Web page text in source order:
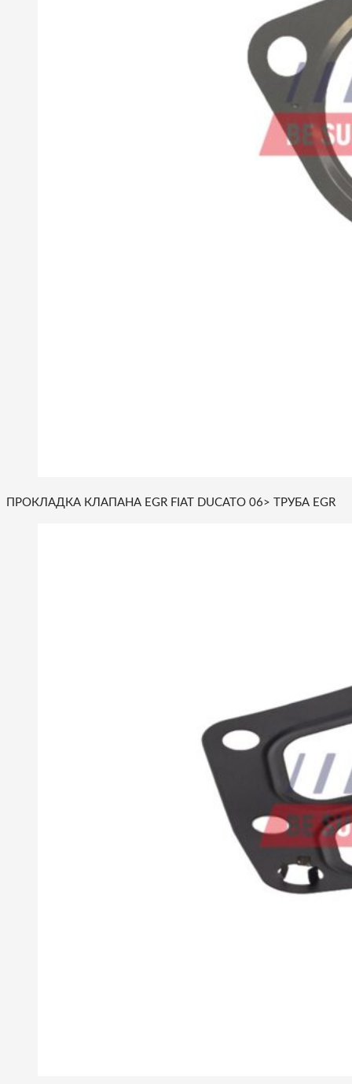
ПРОКЛАДКА КЛАПАНА EGR FIAT DUCATO 06> ТРУБА EGR